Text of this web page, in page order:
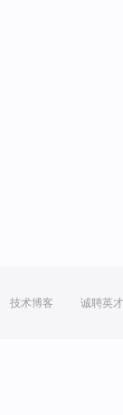
技术博客 诚聘英才